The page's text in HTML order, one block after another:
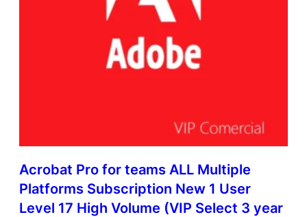
Acrobat Pro for teams ALL Multiple
Platforms Subscription New 1 User
Level 17 High Volume (VIP Select 3 year